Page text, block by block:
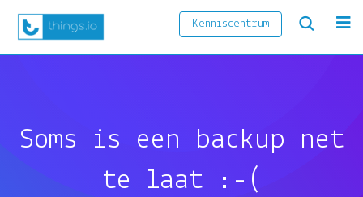
Kenniscentrum
Soms is een backup net
te laat :-(